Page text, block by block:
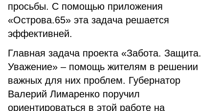
просьбы. С помощью приложения
«Острова.65» эта задача решается
эффективней.
Главная задача проекта «Забота. Защита.
Уважение» – помощь жителям в решении
важных для них проблем. Губернатор
Валерий Лимаренко поручил
ориентироваться в этой работе на